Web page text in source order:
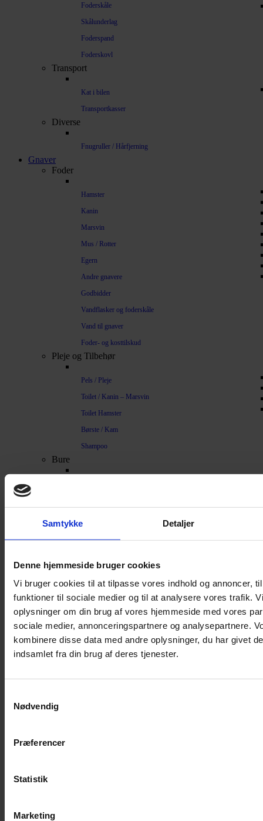
Samtykke Detaljer
Denne hjemmeside bruger cookies
Vi bruger cookies til at tilpasse vores indhold og annoncer,
funktioner til sociale medier og til at analysere vores trafik.
oplysninger om din brug af vores hjemmeside med vores
sociale medier, annonceringspartnere og analysepartnere.
kombinere disse data med andre oplysninger, du har givet
indsamlet fra din brug af deres tjenester.
Nødvendig
Præferencer
Statistik
Marketing
Foderskåle
Skålunderlag
Foderspand
Foderskovl
Transport
Kat i bilen
Transportkasser
Diverse
Fnugruller / Hårfjerning
Gnaver
Foder
Hamster
Kanin
Marsvin
Mus / Rotter
Egern
Andre gnavere
Godbidder
Vandflasker og foderskåle
Vand til gnaver
Foder- og kosttilskud
Pleje og Tilbehør
Pels / Pleje
Toilet / Kanin – Marsvin
Toilet Hamster
Børste / Kam
Shampoo
Bure
Løbegård
Overdækning løbegård
Indretning til bure
Legepladser til bure
Senge til gnavere
Clips til bure
Strøelse og bundlag